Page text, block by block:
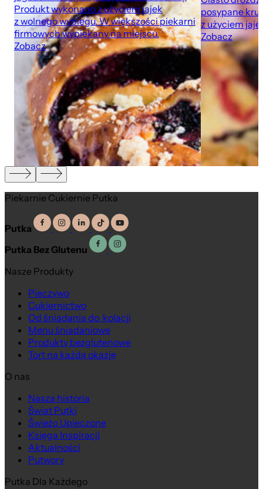
Produkt wykonano z użyciem jajek
z wolnego wybiegu. W większości piekarni
firmowych wypiekany na miejscu.
Zobacz
posypane
z użyciem
Zobacz
Piekarnie Cukiernie Putka
Putka
Putka Bez Glutenu
Nasze Produkty
Pieczywo
Cukiernictwo
Od śniadania do kolacji
Menu śniadaniowe
Produkty bezglutenowe
Tort na każdą okazję
O nas
Nasza historia
Świat Putki
Świeżo Upieczone
Księga Inspiracji
Aktualności
Putwory
Putka Dla Każdego